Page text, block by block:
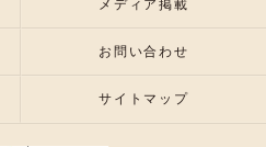
メディア掲載
お問い合わせ
サイトマップ